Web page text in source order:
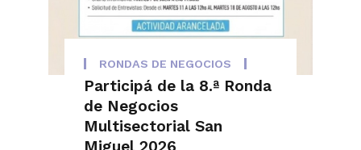
RONDAS DE NEGOCIOS
Participá de la 8.ª Ronda
de Negocios
Multisectorial San